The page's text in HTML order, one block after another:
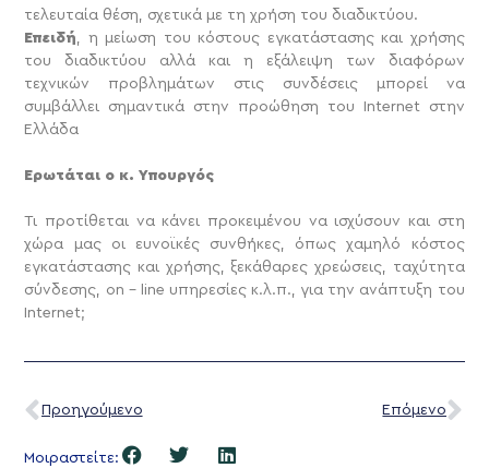
τελευταία θέση, σχετικά με τη χρήση του διαδικτύου.
Επειδή , η μείωση του κόστους εγκατάστασης και χρήσης
του διαδικτύου αλλά και η εξάλειψη των διαφόρων
τεχνικών προβλημάτων στις συνδέσεις μπορεί να
συμβάλλει σημαντικά στην προώθηση του Internet στην
Ελλάδα
Ερωτάται ο κ. Υπουργός
Τι προτίθεται να κάνει προκειμένου να ισχύσουν και στη
χώρα μας οι ευνοϊκές συνθήκες, όπως χαμηλό κόστος
εγκατάστασης και χρήσης, ξεκάθαρες χρεώσεις, ταχύτητα
σύνδεσης, on – line υπηρεσίες κ.λ.π., για την ανάπτυξη του
Internet;
Προηγούμενο Επόμενο
Μοιραστείτε: